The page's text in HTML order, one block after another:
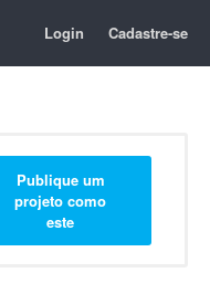
Login Cadastre-se
Publique um
projeto como
este